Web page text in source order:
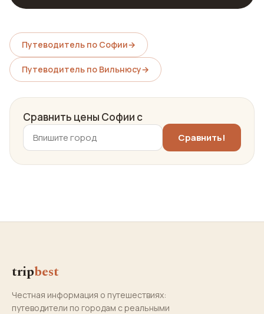
Путеводитель по Софии→
Путеводитель по Вильнюсу→
Сравнить цены Софии с
tripbest
Честная информация о путешествиях:
путеводители по городам с реальными